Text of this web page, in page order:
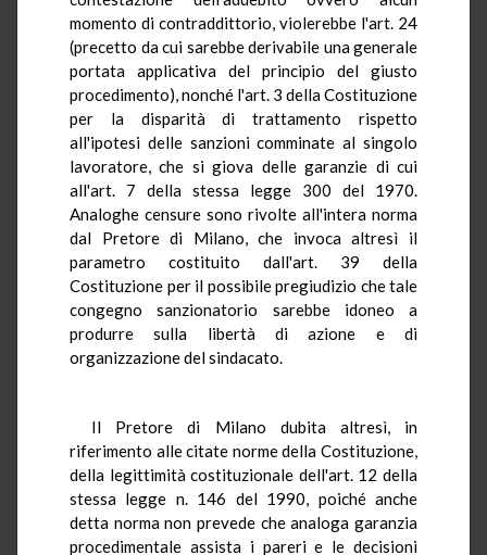
momento di contraddittorio, violerebbe l'art. 24
(precetto da cui sarebbe derivabile una generale
portata applicativa del principio del giusto
procedimento), nonché l'art. 3 della Costituzione
per la disparità di trattamento rispetto
all'ipotesi delle sanzioni comminate al singolo
lavoratore, che si giova delle garanzie di cui
all'art. 7 della stessa legge 300 del 1970.
Analoghe censure sono rivolte all'intera norma
dal Pretore di Milano, che invoca altresì il
parametro costituito dall'art. 39 della
Costituzione per il possibile pregiudizio che tale
congegno sanzionatorio sarebbe idoneo a
produrre sulla libertà di azione e di
organizzazione del sindacato.
Il Pretore di Milano dubita altresì, in
riferimento alle citate norme della Costituzione,
della legittimità costituzionale dell'art. 12 della
stessa legge n. 146 del 1990, poiché anche
detta norma non prevede che analoga garanzia
procedimentale assista i pareri e le decisioni